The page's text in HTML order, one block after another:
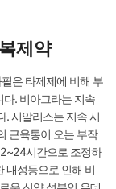
제약
은 타제제에 비해 부
. 비아그라는 지속
. 시알리스는 지속 시
근육통이 오는 부작
시간으로 조정하
내성등으로 인해 비